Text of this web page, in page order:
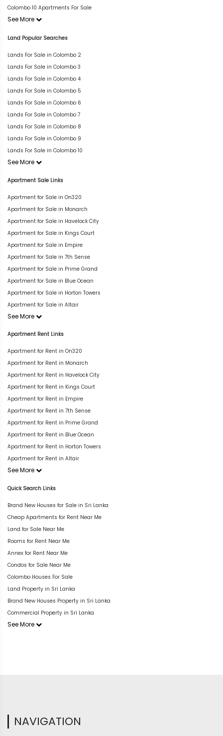
Colombo 10 Apartments For Sale
See More
Land Popular Searches
Lands For Sale in Colombo 2
Lands For Sale in Colombo 3
Lands For Sale in Colombo 4
Lands For Sale in Colombo 5
Lands For Sale in Colombo 6
Lands For Sale in Colombo 7
Lands For Sale in Colombo 8
Lands For Sale in Colombo 9
Lands For Sale in Colombo 10
See More
Apartment Sale Links
Apartment for Sale in On320
Apartment for Sale in Monarch
Apartment for Sale in Havelock City
Apartment for Sale in Kings Court
Apartment for Sale in Empire
Apartment for Sale in 7th Sense
Apartment for Sale in Prime Grand
Apartment for Sale in Blue Ocean
Apartment for Sale in Horton Towers
Apartment for Sale in Altair
See More
Apartment Rent Links
Apartment for Rent in On320
Apartment for Rent in Monarch
Apartment for Rent in Havelock City
Apartment for Rent in Kings Court
Apartment for Rent in Empire
Apartment for Rent in 7th Sense
Apartment for Rent in Prime Grand
Apartment for Rent in Blue Ocean
Apartment for Rent in Horton Towers
Apartment for Rent in Altair
See More
Quick Search Links
Brand New Houses for Sale in Sri Lanka
Cheap Apartments for Rent Near Me
Land for Sale Near Me
Rooms for Rent Near Me
Annex for Rent Near Me
Condos for Sale Near Me
Colombo Houses For Sale
Land Property in Sri Lanka
Brand New Houses Property in Sri Lanka
Commercial Property in Sri Lanka
See More
NAVIGATION